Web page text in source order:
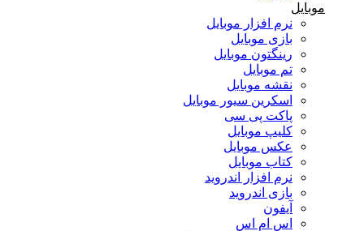
موبایل
نرم افزار موبایل
بازی موبایل
رینگتون موبایل
تم موبایل
نقشه موبایل
اسکرین سیور موبایل
پاکت پی سی
کلیپ موبایل
عکس موبایل
کتاب موبایل
نرم افزار اندروید
بازی اندروید
آیفون
اس ام اس